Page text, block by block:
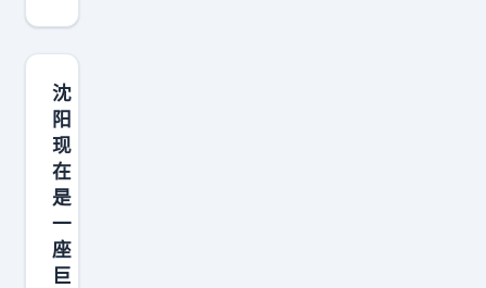
二
轮
联
名
赛
全
阵
容
炸
沈
阳
现
在
是
一
座
巨